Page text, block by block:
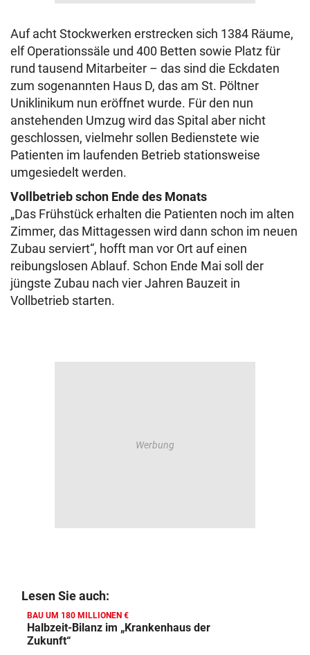
Auf acht Stockwerken erstrecken sich 1384 Räume,
elf Operationssäle und 400 Betten sowie Platz für
rund tausend Mitarbeiter – das sind die Eckdaten
zum sogenannten Haus D, das am St. Pöltner
Uniklinikum nun eröffnet wurde. Für den nun
anstehenden Umzug wird das Spital aber nicht
geschlossen, vielmehr sollen Bedienstete wie
Patienten im laufenden Betrieb stationsweise
umgesiedelt werden.
Vollbetrieb schon Ende des Monats
„Das Frühstück erhalten die Patienten noch im alten
Zimmer, das Mittagessen wird dann schon im neuen
Zubau serviert“, hofft man vor Ort auf einen
reibungslosen Ablauf. Schon Ende Mai soll der
jüngste Zubau nach vier Jahren Bauzeit in
Vollbetrieb starten.
Lesen Sie auch:
BAU UM 180 MILLIONEN €
Halbzeit-Bilanz im „Krankenhaus der
Zukunft“